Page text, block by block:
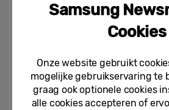
en zorgt ervoor dat de
zoals bedoeld. Onderweg kan
antwoorden en acties
delen van de verwachte
Samsung
Cookies
Onze website gebruikt
mogelijke gebruikservaring te
graag ook optionele cookies
alle cookies accepteren of